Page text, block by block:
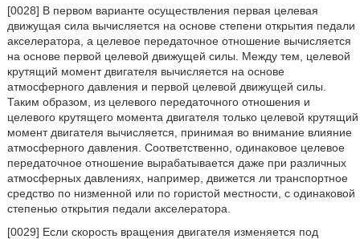
[0028] В первом варианте осуществления первая целевая
движущая сила вычисляется на основе степени открытия педали
акселератора, а целевое передаточное отношение вычисляется
на основе первой целевой движущей силы. Между тем, целевой
крутящий момент двигателя вычисляется на основе
атмосферного давления и первой целевой движущей силы.
Таким образом, из целевого передаточного отношения и
целевого крутящего момента двигателя только целевой крутящий
момент двигателя вычисляется, принимая во внимание влияние
атмосферного давления. Соответственно, одинаковое целевое
передаточное отношение вырабатывается даже при различных
атмосферных давлениях, например, движется ли транспортное
средство по низменной или по гористой местности, с одинаковой
степенью открытия педали акселератора.
[0029] Если скорость вращения двигателя изменяется под